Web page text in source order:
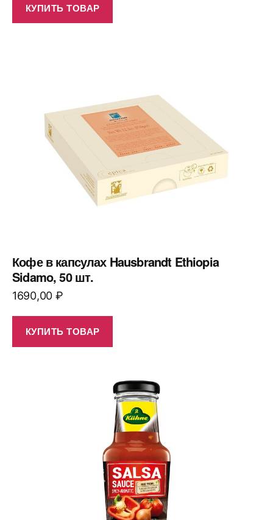
КУПИТЬ ТОВАР
Кофе в капсулах Hausbrandt Ethiopia
Sidamo, 50 шт.
1690,00 ₽
КУПИТЬ ТОВАР